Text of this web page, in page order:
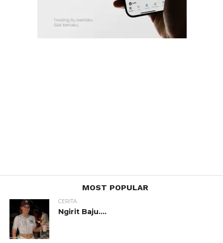
MOST POPULAR
CERITA
Ngirit Baju….